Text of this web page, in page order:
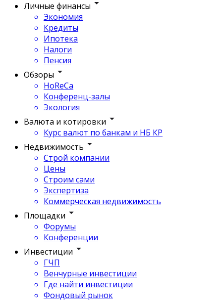
Личные финансы
Экономия
Кредиты
Ипотека
Налоги
Пенсия
Обзоры
HoReCa
Конференц-залы
Экология
Валюта и котировки
Курс валют по банкам и НБ КР
Недвижимость
Строй компании
Цены
Строим сами
Экспертиза
Коммерческая недвижимость
Площадки
Форумы
Конференции
Инвестиции
ГЧП
Венчурные инвестиции
Где найти инвестиции
Фондовый рынок